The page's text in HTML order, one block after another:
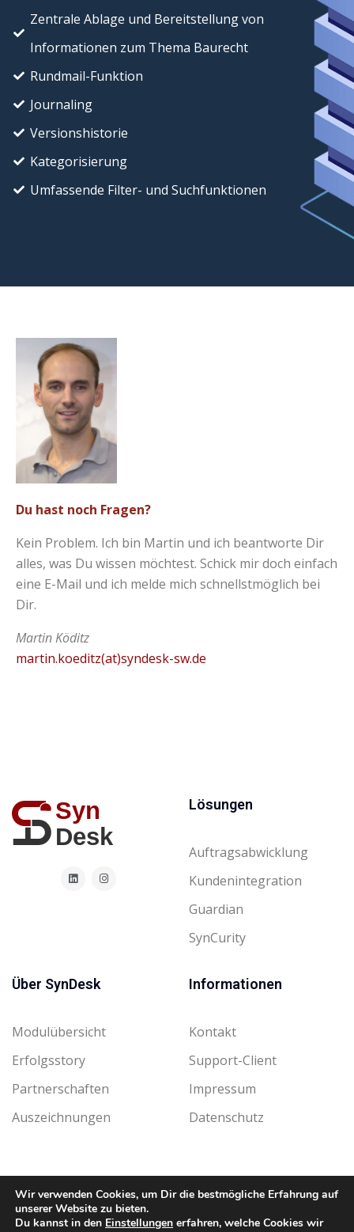
Zentrale Ablage und Bereitstellung von
Informationen zum Thema Baurecht
Rundmail-Funktion
Journaling
Versionshistorie
Kategorisierung
Umfassende Filter- und Suchfunktionen
Du hast noch Fragen?
Kein Problem. Ich bin Martin und ich beantworte Dir
alles, was Du wissen möchtest. Schick mir doch einfach
eine E-Mail und ich melde mich schnellstmöglich bei
Dir.
Martin Köditz
martin.koeditz(at)syndesk-sw.de
Lösungen
Auftragsabwicklung
Kundenintegration
Guardian
SynCurity
Über SynDesk
Modulübersicht
Erfolgsstory
Partnerschaften
Auszeichnungen
Informationen
Kontakt
Support-Client
Impressum
Datenschutz
Copyright © 2025 SynDesk SW GmbH. Alle Rechte vorbehalten.
Wir verwenden Cookies, um Dir die bestmögliche Erfahrung auf
unserer Website zu bieten.
Du kannst in den Einstellungen erfahren, welche Cookies wir